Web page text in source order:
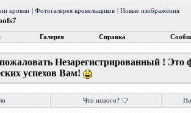
кровли Фотогалерея кровельщиков Новые изображения
Галерея Справка
Незарегистрированный !
успехов Вам!
Что нового?